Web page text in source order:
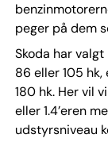
peger på dem
Skoda har valgt
86 eller 105 hk,
180 hk. Her vil
eller 1.4’eren
udstyrsniveau